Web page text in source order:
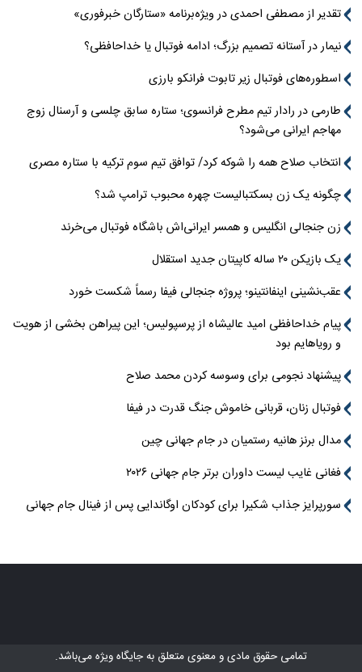
تقدیر از مصطفی احمدی در ویژه‌برنامه «ستارگان خبرفوری»
نیمار در آستانه تصمیم بزرگ؛ ادامه فوتبال یا خداحافظی؟
اسطوره‌های فوتبال زیر تابوت فرانکو بارزی
طارمی در رادار تیم مطرح فرانسوی؛ ستاره سابق چلسی و آرسنال زوج
مهاجم ایرانی می‌شود؟
انتخاب صلاح همه را شوکه کرد/ توافق تیم سوم ترکیه با ستاره مصری
چگونه یک زن بسکتبالیست چهره محبوب ترامپ شد؟
زن جنجالی انگلیس و همسر ایرانی‌اش باشگاه فوتبال می‌خرند
یک بازیکن ۲۰ ساله کاپیتان جدید استقلال
عقب‌نشینی اینفانتینو؛ پروژه جنجالی فیفا رسماً شکست خورد
پیام خداحافظی امید عالیشاه از پرسپولیس؛ این پیراهن بخشی از هویت
و رویاهایم بود
پیشنهاد نجومی برای وسوسه کردن محمد صلاح
فوتبال زنان، قربانی خاموش جنگ قدرت در فیفا
مدال برنز هانیه رستمیان در جام جهانی چین
فغانی غایب لیست داوران برتر جام جهانی ۲۰۲۶
سورپرایز جذاب شکیرا برای کودکان اوگاندایی پس از فینال جام جهانی
تمامی حقوق مادی و معنوی متعلق بهجایگاه ویژهمی‌باشد.